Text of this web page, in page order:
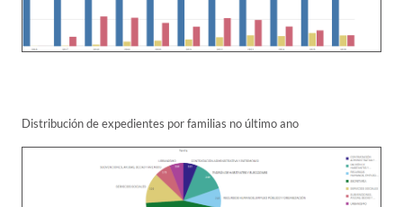
Distribución de expedientes por familias no último ano